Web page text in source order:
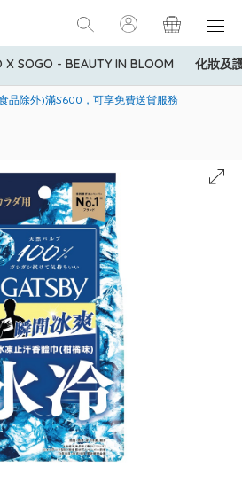
X SOGO - BEAUTY IN BLOOM 化妝及
卡會員購物禮遇：高達5%簽賬回贈！
品除外)滿$600，可享免費送貨服務
於指定商品，若訂單金額少於HK$600(折